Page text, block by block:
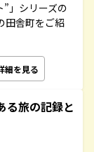
」シリーズの
田舎町をご紹
細を見る
旅の記録と